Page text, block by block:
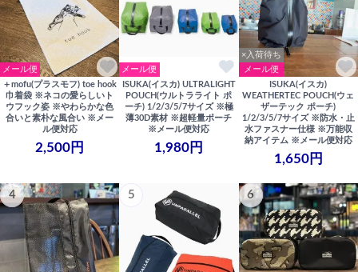
メール便
＋mofu(プラスモフ) toe hook
巾着袋 ※ネコの愛らしいト
ウフック姿 ※やわらかな色
合いと素朴な風合い ※メー
ル便対応
2,500円
メール便
ISUKA(イスカ) ULTRALIGHT
POUCH(ウルトラライト ポ
ーチ) 1/2/3/5/7サイズ ※極
薄30D素材 ※超軽量ポーチ
※メール便対応
1,980円
×入荷待ち
メール便
ISUKA(イスカ)
WEATHERTEC POUCH(ウェ
ザーテック ポーチ)
1/2/3/5/7サイズ ※防水・止
水ファスナー仕様 ※万能収
納アイテム ※メール便対応
1,650円
4 5 6